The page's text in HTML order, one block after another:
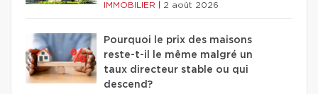
IMMOBILIER 2 août 2026
Pourquoi le prix des maisons
reste-t-il le même malgré un
taux directeur stable ou qui
descend?